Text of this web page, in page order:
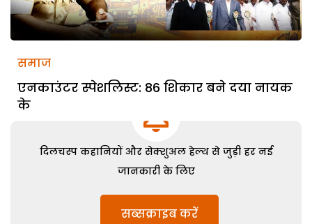
समाज
एनकाउंटर स्पेशलिस्ट: 86 शिकार बने दया नायक
के
दिलचस्प कहानियों और सेक्शुअल हेल्थ से जुड़ी हर नई
जानकारी के लिए
सब्सक्राइब करें